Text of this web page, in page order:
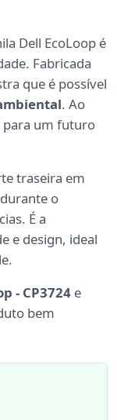
Dell EcoLoop é
Fabricada
que é possível
. Ao
para um futuro
traseira em
durante o
É a
e design, ideal
- CP3724 e
bem